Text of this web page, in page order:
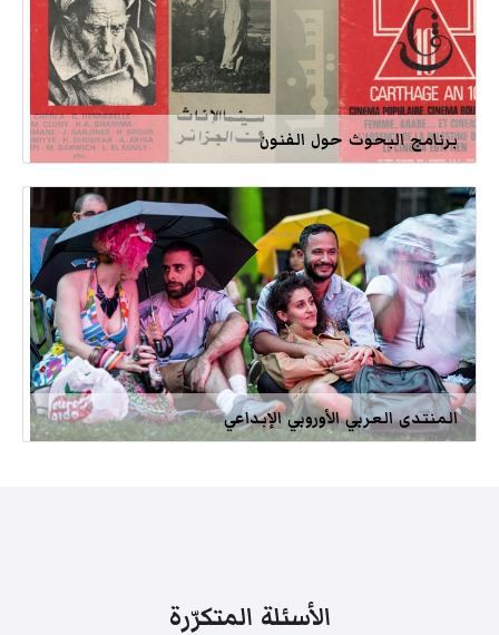
برنامج البحوث حول الفنون
المنتدى العربي الأوروبي الإبداعي
الأسئلة المتكرّرة